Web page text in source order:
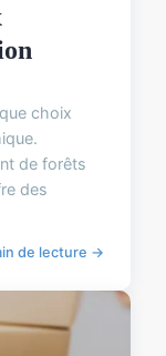
choix
de forêts
des
de lecture →